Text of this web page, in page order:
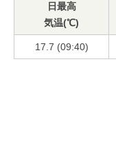
日最高
気温(℃)
17.7 (09:40)